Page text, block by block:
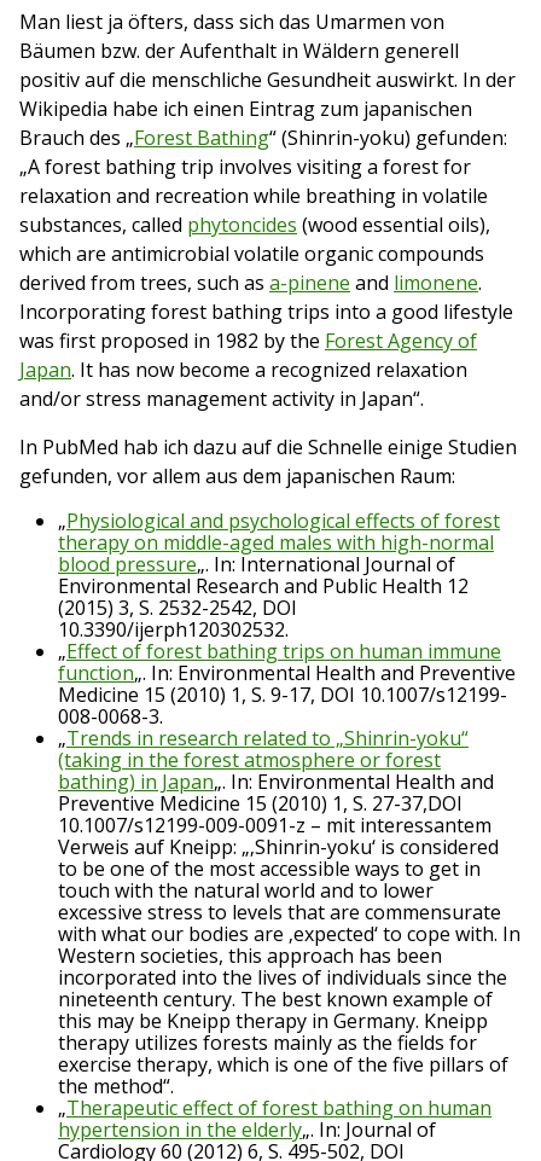
Man liest ja öfters, dass sich das Umarmen von
Bäumen bzw. der Aufenthalt in Wäldern generell
positiv auf die menschliche Gesundheit auswirkt. In der
Wikipedia habe ich einen Eintrag zum japanischen
Brauch des „Forest Bathing“ (Shinrin-yoku) gefunden:
„A forest bathing trip involves visiting a forest for
relaxation and recreation while breathing in volatile
substances, called phytoncides (wood essential oils),
which are antimicrobial volatile organic compounds
derived from trees, such as a-pinene and limonene.
Incorporating forest bathing trips into a good lifestyle
was first proposed in 1982 by the Forest Agency of
Japan. It has now become a recognized relaxation
and/or stress management activity in Japan“.
In PubMed hab ich dazu auf die Schnelle einige Studien
gefunden, vor allem aus dem japanischen Raum:
„Physiological and psychological effects of forest
therapy on middle-aged males with high-normal
blood pressure„. In: International Journal of
Environmental Research and Public Health 12
(2015) 3, S. 2532-2542, DOI
10.3390/ijerph120302532.
„Effect of forest bathing trips on human immune
function„. In: Environmental Health and Preventive
Medicine 15 (2010) 1, S. 9-17, DOI 10.1007/s12199-
008-0068-3.
„Trends in research related to „Shinrin-yoku“
(taking in the forest atmosphere or forest
bathing) in Japan„. In: Environmental Health and
Preventive Medicine 15 (2010) 1, S. 27-37,DOI
10.1007/s12199-009-0091-z – mit interessantem
Verweis auf Kneipp: „‚Shinrin-yoku‘ is considered
to be one of the most accessible ways to get in
touch with the natural world and to lower
excessive stress to levels that are commensurate
with what our bodies are ‚expected‘ to cope with. In
Western societies, this approach has been
incorporated into the lives of individuals since the
nineteenth century. The best known example of
this may be Kneipp therapy in Germany. Kneipp
therapy utilizes forests mainly as the fields for
exercise therapy, which is one of the five pillars of
the method“.
„Therapeutic effect of forest bathing on human
hypertension in the elderly„. In: Journal of
Cardiology 60 (2012) 6, S. 495-502, DOI